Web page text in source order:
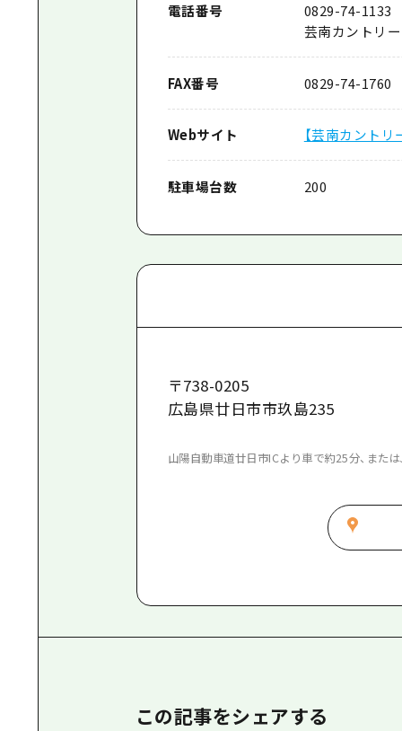
電話番号
0829-74-1133
芸南カントリ
FAX番号 0829-74-1760
Webサイト 【芸南カント
駐車場台数 200
〒738-0205
広島県廿日市市玖島235
山陽自動車道廿日市ICより車で約25分、また
この記事をシェアする